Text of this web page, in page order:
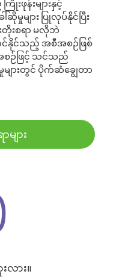
ဖုန်းများနှင့်
ဆိုမှုများ ပြုလုပ်နိုင်ပြီး
းစရာ မလိုဘဲ
နိုင်သည့် အစီအစဉ်ဖြစ်
စဉ်ဖြင့် သင်သည်
များတွင် ပိုက်ဆံချွေတာ
ျား
လား။